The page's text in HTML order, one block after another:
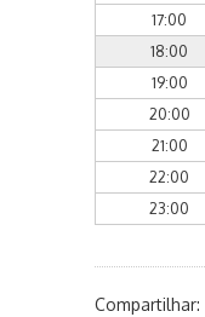
17:00
18:00
19:00
20:00
21:00
22:00
23:00
Compartilhar: